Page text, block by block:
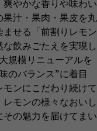
爽やかな香りや味わい
汁・果肉・果皮を丸
せる「前割りレモン
飲みごたえを実現し
規模リニューアルを
のバランス”に着目
ンにこだわり続けて
モンの様々なおいし
の魅力を届けてまい